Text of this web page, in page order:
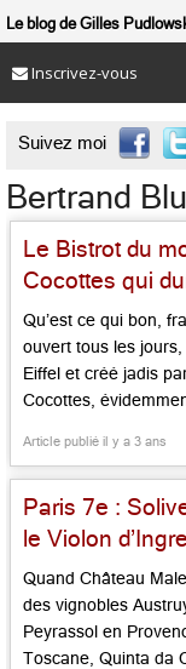
Le blog de Gilles
Inscrivez-vous
Suivez moi
Bertrand
Le Bistrot du
Cocottes qui
Qu’est ce qui bon,
ouvert tous les
Eiffel et créé jadis
Cocottes,
Bluy, ce bistrot qui
sa lancée, et
Article publié il y a 3 ans
Paris 7e :
le Violon
Quand Château
des vignobles
Peyrassol en
Toscane, Quinta da